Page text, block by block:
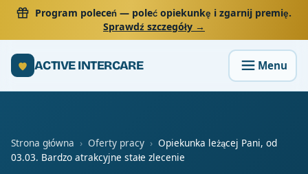
Program poleceń — poleć opiekunkę i zgarnij premię.
Sprawdź szczegóły →
ACTIVE INTERCARE
Strona główna › Oferty pracy › Opiekunka leżącej Pani, od
03.03. Bardzo atrakcyjne stałe zlecenie